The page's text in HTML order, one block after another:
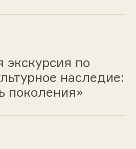
экскурсия по
наследие:
поколения»